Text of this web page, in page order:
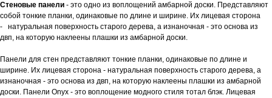
Стеновые панели - это одно из воплощений амбарной доски. Представляют
собой тонкие планки, одинаковые по длине и ширине. Их лицевая сторона
- натуральная поверхность старого дерева, а изнаночная - это основа из
двп, на которую наклеены плашки из амбарной доски.
Панели для стен представляют тонкие планки, одинаковые по длине и
ширине. Их лицевая сторона - натуральная поверхность старого дерева, а
изнаночная - это основа из двп, на которую наклеены плашки из амбарной
доски. Панели Onyx - это воплощение модного стиля тотал блэк. Лицевая